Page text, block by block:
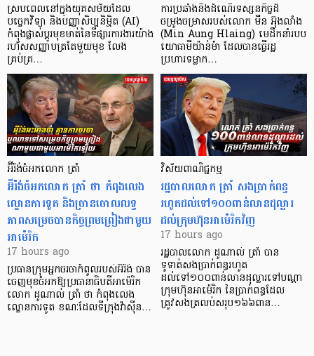
ស្របពេលនៅក្នុងយុគសម័យដែល
បច្ចេកវិទ្យា និងបញ្ញាសិប្បនិម្មិត (AI)
កំពុងផ្លាស់ប្តូរមុខមាត់នៃទីផ្សារការងារយ៉ាង
រហ័សសញ្ញាបត្រតែមួយមុខ លែង
គ្រប់គ្រ…
ការប្រឆាំងនឹងដំណើរទស្សនកិច្ចដ៏
ចម្រូងចម្រាសរបស់លោក មីន អ៊ុងលាំង
(Min Aung Hlaing) មេដឹកនាំរបប
យោធាមីយ៉ាន់ម៉ា ដែលបានធ្វើរដ្ឋ
ប្រហារទម្លាក…
អ៊ីរ៉ង់ចំអកលោក ត្រាំ
អ៊ីរ៉ង់ចំអកលោក ត្រាំ ថា កំពុងលេង
ល្ខោនការទូត និងច្រានចោលលទ្ធ
ភាពសម្រេចបានកិច្ចព្រមព្រៀងជាមួយ
អាម៉េរិក
17 hours ago
ប្រធានក្រុមអ្នកចរចាកំពូលរបស់អ៊ីរ៉ង់ បាន
ចេញមុខចំអកឱ្យប្រធានាធិបតីអាម៉េរិក
លោក ដូណាល់ ត្រាំ ថា កំពុងលេង
ល្ខោនការទូត ខណៈដែលទីក្រុងវ៉ាស៊ីន…
វិស័យ​ពាណិជ្ជកម្ម
រដ្ឋបាលលោក ត្រាំ សងប្រាក់ពន្ធ
រហូតដល់ទៅ១០០ពាន់លានដុល្លារ
ដល់ក្រុមហ៊ុនអាម៉េរិកវិញ
17 hours ago
រដ្ឋបាលលោក ដូណាល់ ត្រាំ បាន​
ទូទាត់សងប្រាក់ពន្ធរហូត
ដល់ទៅ១០០ពាន់លានដុល្លារទៅបណ្ដា
ក្រុមហ៊ុនអាម៉េរិក នៃប្រាក់ពន្ធដែល
ត្រូវសងត្រលប់សរុប១៦៦ពាន…